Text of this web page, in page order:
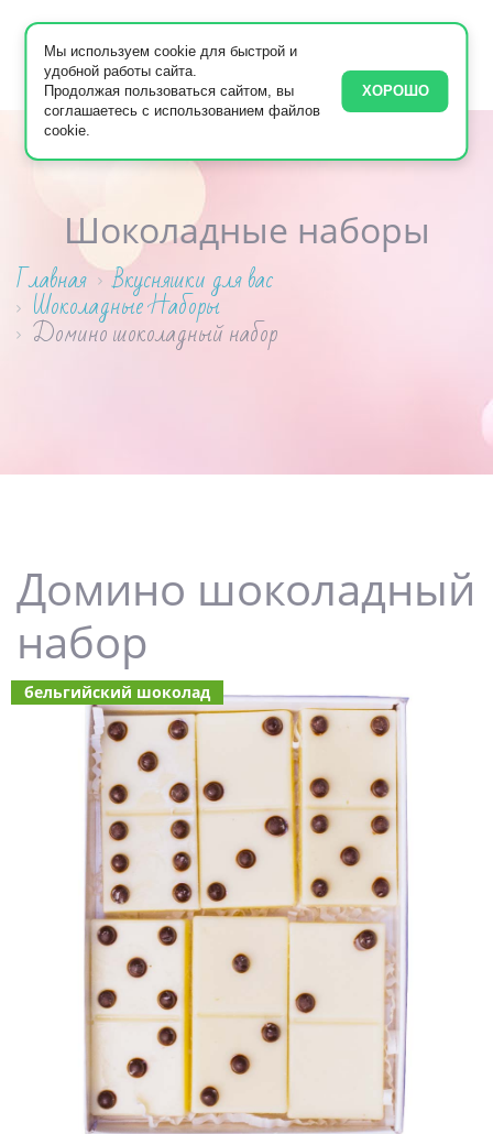
Шоколадные наборы
Главная Вкусняшки для вас
Шоколадные Наборы
Домино шоколадный набор
Домино шоколадный
набор
бельгийский шоколад
Мы используем cookie для быстрой и
удобной работы сайта.
Продолжая пользоваться сайтом, вы
соглашаетесь с использованием файлов
cookie.
ХОРОШО